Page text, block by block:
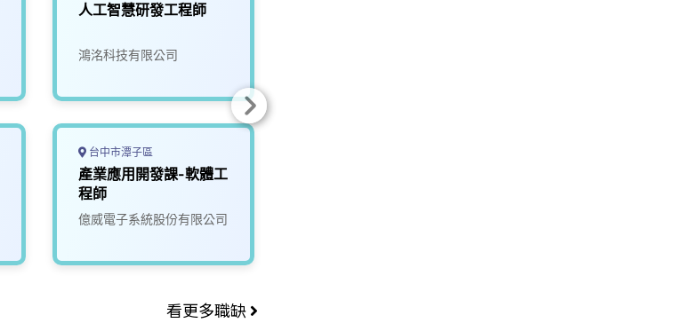
人工智慧研發工程師
鴻洺科技有限公司
台中市潭子區
產業應用開發課-軟體工
程師
億威電子系統股份有限公司
看更多職缺